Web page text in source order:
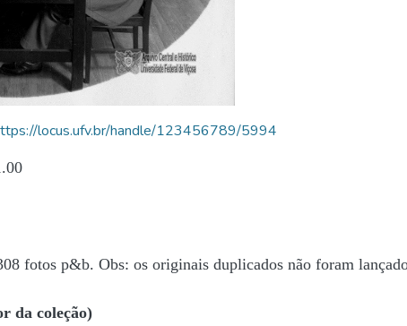
locus.ufv.br/handle/123456789/5994
fotos p&b. Obs: os originais duplicados não foram
da coleção)